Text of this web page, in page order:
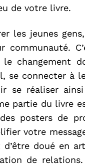
de votre livre.
les jeunes
le changement
se connecter à
se réaliser
partie du livre
posters de
votre
doué en
de